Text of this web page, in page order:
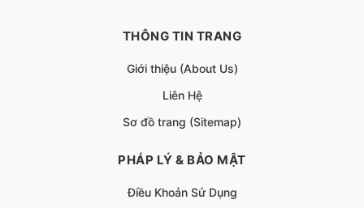
THÔNG TIN TRANG
Giới thiệu (About Us)
Liên Hệ
Sơ đồ trang (Sitemap)
PHÁP LÝ & BẢO MẬT
Điều Khoản Sử Dụng